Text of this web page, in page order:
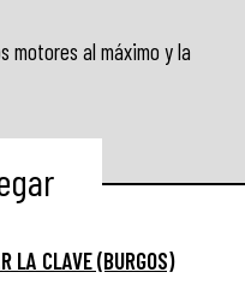
motores al máximo y la
LA CLAVE (BURGOS)